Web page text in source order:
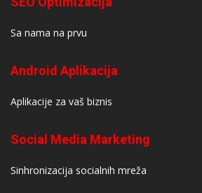
Sa nama na prvu
Android Aplikacija
Aplikacije za vaš biznis
Social Media Marketing
Sinhronizacija socialnih mreža